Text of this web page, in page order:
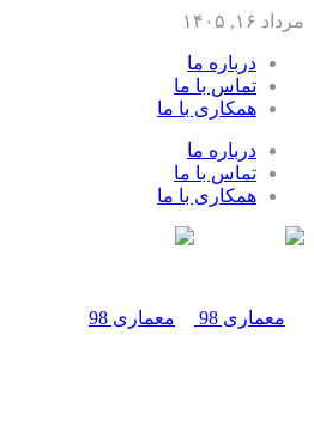
مرداد ۱۶, ۱۴۰۵
درباره ما
تماس با ما
همکاری با ما
درباره ما
تماس با ما
همکاری با ما